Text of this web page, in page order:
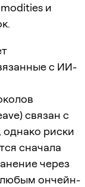
и
с ИИ-
связан с
риски
сначала
через
любым ончейн-